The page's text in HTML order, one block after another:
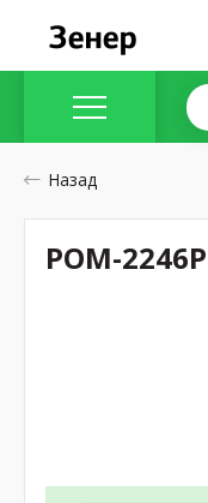
Назад
POM-2246P